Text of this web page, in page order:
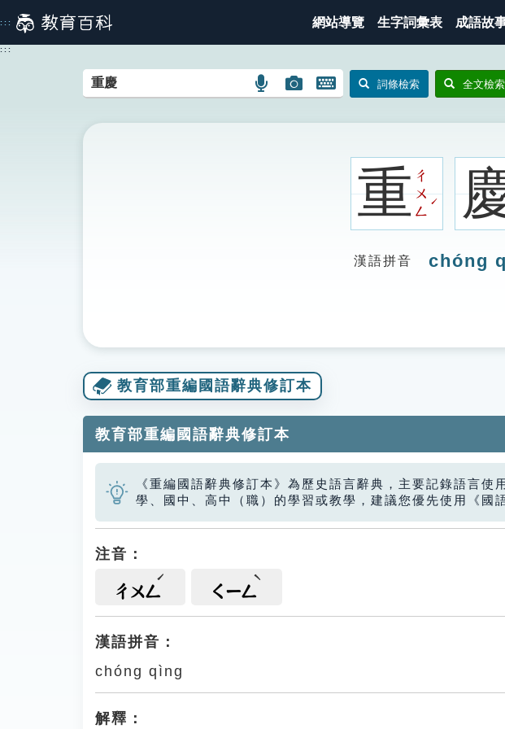
到
主
::: 網站導覽 生字詞彙表 成語故
:::
語
搜
圖
搜
開
鍵
詞條檢索 全文檢索
重ㄔ
ㄨ
ㄥ
ˊ
漢語拼音 chóng
教育部重編國語辭典修訂本
教育部重編國語辭典修訂本
《重編國語辭典修訂本》為歷史語言辭典，主要記錄語言
學、國中、高中（職）的學習或教學，建議您優先使用《國
注音：
ㄔㄨㄥ ㄑㄧㄥ
漢語拼音：
chóng qìng
解釋：